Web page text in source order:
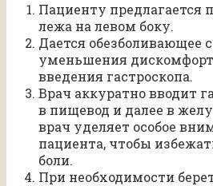
Пациенту предлагается
лежа на левом боку.
Дается обезболивающее
уменьшения
введения гастроскопа.
Врач аккуратно вводит
в пищевод и далее в
врач уделяет особое
пациента, чтобы
боли.
При необходимости